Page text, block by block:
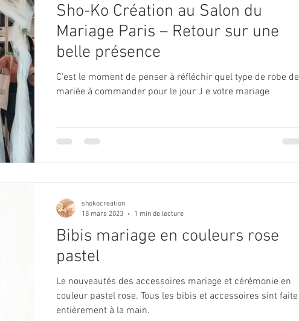
Sho-Ko Création au Salon du
Mariage Paris – Retour sur une
belle présence
C'est le moment de penser à réfléchir quel type de robe de
mariée à commander pour le jour J e votre mariage
Bibis mariage en couleurs rose
pastel
Le nouveautés des accessoires mariage et cérémonie en
couleur pastel rose. Tous les bibis et accessoires sint faite
entièrement à la main.
shokocreation
18 mars 2023
1 min de lecture